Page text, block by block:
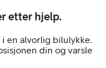
etter hjelp.
en alvorlig bilulykke.
din og varsle